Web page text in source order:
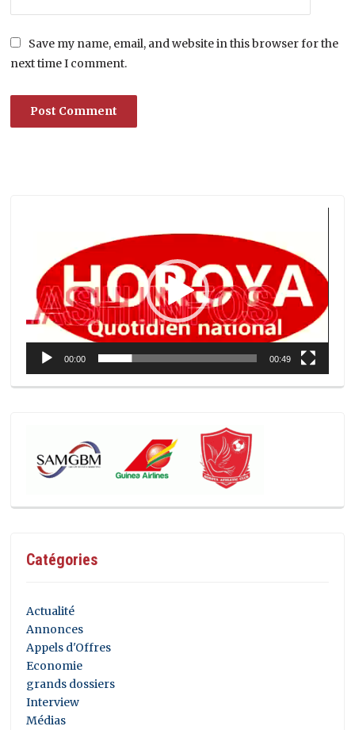
Save my name, email, and website in this browser for the
next time I comment.
00:00 00:49
Catégories
Actualité
Annonces
Appels d'Offres
Economie
grands dossiers
Interview
Médias